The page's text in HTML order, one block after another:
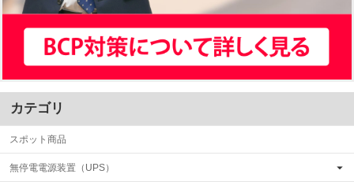
カテゴリ
スポット商品
無停電電源装置（UPS）